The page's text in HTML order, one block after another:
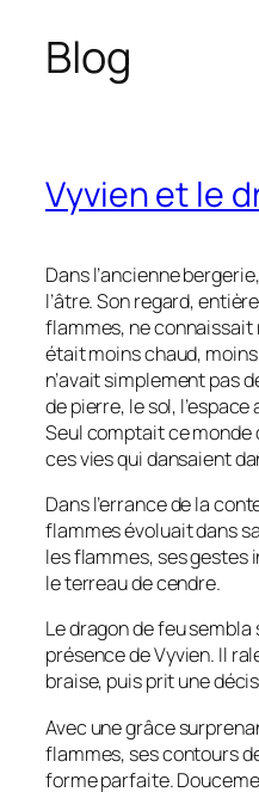
Blog
Vyvien et le
Dans l’ancienne
l’âtre. Son regard,
flammes, ne connaissait
était moins chaud,
n’avait simplement pas
de pierre, le sol,
Seul comptait ce monde
ces vies qui dansaient
Dans l’errance de la
flammes évoluait dans
les flammes, ses gestes
le terreau de cendre.
Le dragon de feu
présence de Vyvien. Il
braise, puis prit une
Avec une grâce
flammes, ses contours
forme parfaite.